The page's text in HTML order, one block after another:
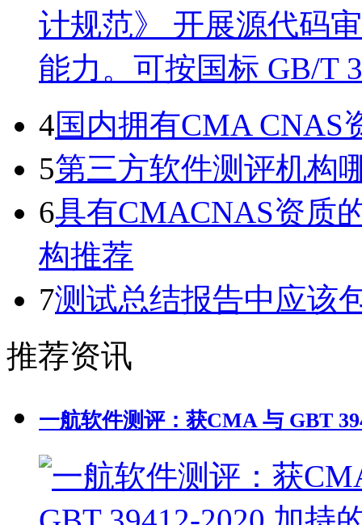
计规范》 开展源代码
能力。可按国标 GB/T
4国内拥有CMA CNAS
5第三方软件测评机构
6具有CMACNAS资质
构推荐
7测试总结报告中应该
推荐资讯
一航软件测评：获CMA 与 GBT